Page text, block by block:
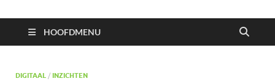
Managementtribune
HOOFDMENU
DIGITAAL / INZICHTEN